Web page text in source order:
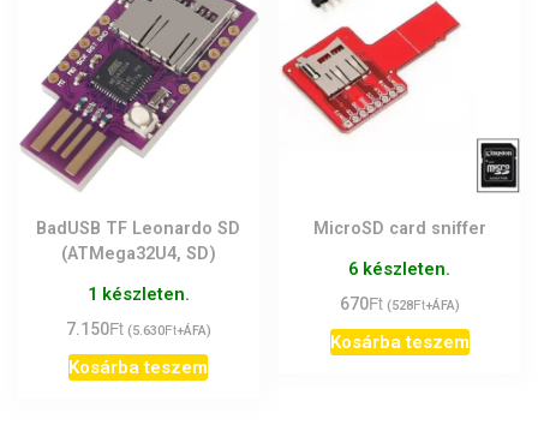
BadUSB TF Leonardo SD
(ATMega32U4, SD)
1 készleten.
7.150Ft (5.630Ft+ÁFA)
Kosárba teszem
MicroSD card sniffer
6 készleten.
670Ft (528Ft+ÁFA)
Kosárba teszem